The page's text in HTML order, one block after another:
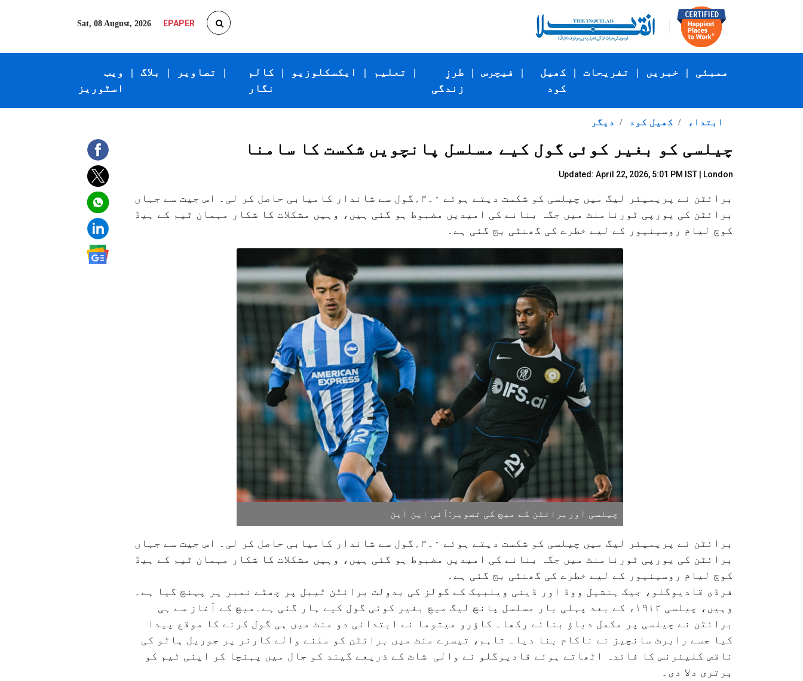
Sat, 08 August, 2026 EPAPER
ویب
اسٹوریز
| بلاگ | تصاویر |
کالم
نگار
| ایکسکلوزیو | تعلیم |
طرزِ
زندگی
| فیچرس |
کھیل
کود
| تفریحات | خبریں | ممبئی
دیگر کھیل کود ابتداء
چیلسی کو بغیر کوئی گول کیے مسلسل پانچویں شکست کا سامنا
Updated: April 22, 2026, 5:01 PM IST | London
برائٹن نے پریمیئر لیگ میں چیلسی کو شکست دیتے ہوئے ۰۔۳؍گول سے شاندار کامیابی حاصل کر لی۔ اس جیت سے جہاں
برائٹن کی یورپی ٹورنامنٹ میں جگہ بنانے کی امیدیں مضبوط ہو گئی ہیں، وہیں مشکلات کا شکار مہمان ٹیم کے ہیڈ
کوچ لیام روسینیور کے لیے خطرے کی گھنٹی بج گئی ہے۔
چیلسی اوربرائٹن کے میچ کی تصویر:آئی این این
برائٹن نے پریمیئر لیگ میں چیلسی کو شکست دیتے ہوئے ۰۔۳؍گول سے شاندار کامیابی حاصل کر لی۔ اس جیت سے جہاں
برائٹن کی یورپی ٹورنامنٹ میں جگہ بنانے کی امیدیں مضبوط ہو گئی ہیں، وہیں مشکلات کا شکار مہمان ٹیم کے ہیڈ
کوچ لیام روسینیور کے لیے خطرے کی گھنٹی بج گئی ہے۔
فرڈی قادیوگلو، جیک ہنشیل ووڈ اور ڈینی ویلبیک کے گولز کی بدولت برائٹن ٹیبل پر چھٹے نمبر پر پہنچ گیا ہے۔
وہیں، چیلسی ۱۹۱۲ء کے بعد پہلی بار مسلسل پانچ لیگ میچ بغیر کوئی گول کیے ہار گئی ہے۔میچ کے آغاز سے ہی
برائٹن نے چیلسی پر مکمل دباؤ بنائے رکھا۔ کاؤرو میتوما نے ابتدائی دو منٹ میں ہی گول کرنے کا موقع پیدا
کیا جسے رابرٹ سانچیز نے ناکام بنا دیا۔ تاہم، تیسرے منٹ میں برائٹن کو ملنے والے کارنر پر جوریل ہاٹو کی
ناقص کلیئرنس کا فائدہ اٹھاتے ہوئے قادیوگلو نے والی شاٹ کے ذریعے گیند کو جال میں پہنچا کر اپنی ٹیم کو
برتری دلا دی۔